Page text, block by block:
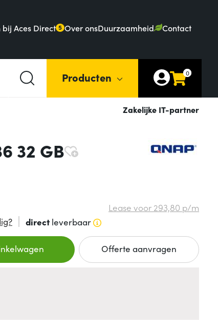
bij Aces Direct 5 Over onsDuurzaamheid Contact
Producten 0
Zakelijke IT-partner
32 GB
Lease voor 293,80 p/m
directleverbaar
Offerte aanvragen